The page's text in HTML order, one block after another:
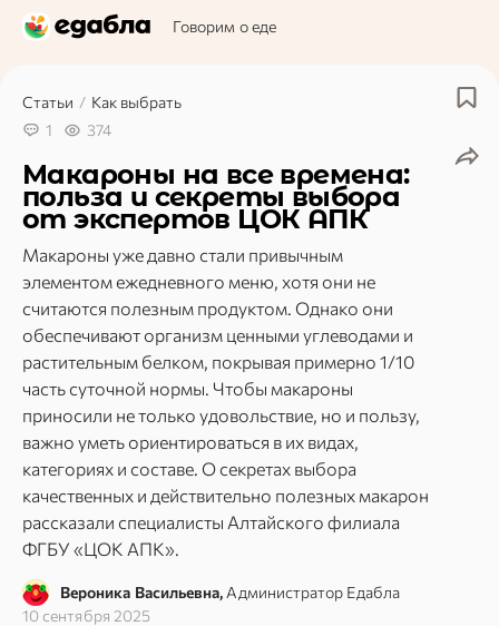
Говорим о еде
Статьи / Как выбрать
1
374
Макароны на все времена:
польза и секреты выбора
от экспертов ЦОК АПК
Макароны уже давно стали привычным
элементом ежедневного меню, хотя они не
считаются полезным продуктом. Однако они
обеспечивают организм ценными углеводами и
растительным белком, покрывая примерно 1/10
часть суточной нормы. Чтобы макароны
приносили не только удовольствие, но и пользу,
важно уметь ориентироваться в их видах,
категориях и составе. О секретах выбора
качественных и действительно полезных макарон
рассказали специалисты Алтайского филиала
ФГБУ «ЦОК АПК».
Вероника Васильевна, Администратор Едабла
10 сентября 2025